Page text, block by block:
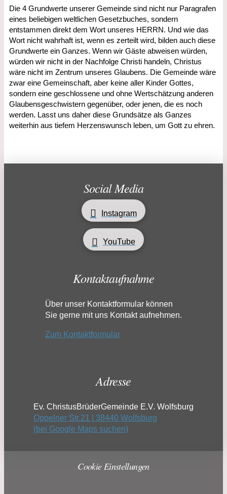
Die 4 Grundwerte unserer Gemeinde sind nicht nur Paragrafen
eines beliebigen weltlichen Gesetzbuches, sondern
entstammen direkt dem Wort unseres HERRN. Und wie das
Wort nicht wahrhaft ist, wenn es zerteilt wird, bilden auch diese
Grundwerte ein Ganzes. Wenn wir Gäste abweisen würden,
würden wir nicht in der Nachfolge Christi handeln, Christus
wäre nicht im Zentrum unseres Glaubens. Die Gemeinde wäre
zwar eine Gemeinschaft, aber keine aller Kinder Gottes,
sondern eine geschlossene und ohne Wertschätzung anderen
Glaubensgeschwistern gegenüber, oder jenen, die es noch
werden. Lasst uns daher diese Grundsätze als Ganzes
weiterhin aus tiefem Herzenswunsch leben, um Gott zu ehren.
Social Media
Instagram
YouTube
Kontaktaufnahme
Über unser Kontaktformular können
Sie gerne mit uns Kontakt aufnehmen.
Zum Kontaktformular
Adresse
Ev. ChristusBrüderGemeinde E.V. Wolfsburg
Oppelner Str.21 | 38440 Wolfsburg
(bei Google Maps suchen)
Cookie Einstellungen